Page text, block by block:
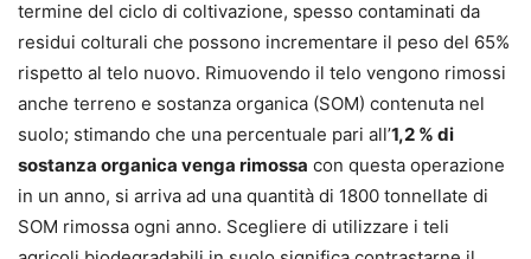
termine del ciclo di coltivazio­ne, spesso contaminati da
residui colturali che possono incremen­tare il peso del 65%
rispetto al telo nuovo. Rimuovendo il telo vengono rimossi
anche terreno e sostanza organica (SOM) con­tenuta nel
suolo; stimando che una percentuale pari all’1,2 % di
sostanza organica venga rimossa con questa operazione
in un anno, si arriva ad una quantità di 1800 tonnellate di
SOM rimossa ogni anno. Scegliere di utilizzare i teli